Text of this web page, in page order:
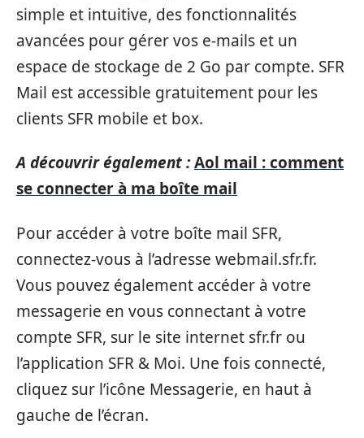
simple et intuitive, des fonctionnalités
avancées pour gérer vos e-mails et un
espace de stockage de 2 Go par compte. SFR
Mail est accessible gratuitement pour les
clients SFR mobile et box.
A découvrir également :Aol mail : comment
se connecter à ma boîte mail
Pour accéder à votre boîte mail SFR,
connectez-vous à l’adresse webmail.sfr.fr.
Vous pouvez également accéder à votre
messagerie en vous connectant à votre
compte SFR, sur le site internet sfr.fr ou
l’application SFR & Moi. Une fois connecté,
cliquez sur l’icône Messagerie, en haut à
gauche de l’écran.